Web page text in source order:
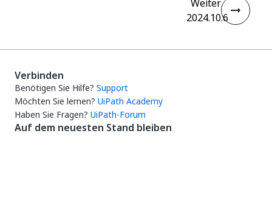
Weiter
2024.10.6
Verbinden
Benötigen Sie Hilfe? Support
Möchten Sie lernen? UiPath Academy
Haben Sie Fragen? UiPath-Forum
Auf dem neuesten Stand bleiben